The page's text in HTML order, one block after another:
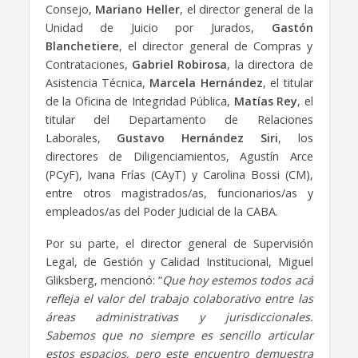
Consejo, Mariano Heller, el director general de la
Unidad de Juicio por Jurados, Gastón
Blanchetiere, el director general de Compras y
Contrataciones, Gabriel Robirosa, la directora de
Asistencia Técnica, Marcela Hernández, el titular
de la Oficina de Integridad Pública, Matías Rey, el
titular del Departamento de Relaciones
Laborales, Gustavo Hernández Siri, los
directores de Diligenciamientos, Agustín Arce
(PCyF), Ivana Frías (CAyT) y Carolina Bossi (CM),
entre otros magistrados/as, funcionarios/as y
empleados/as del Poder Judicial de la CABA.
Por su parte, el director general de Supervisión
Legal, de Gestión y Calidad Institucional, Miguel
Gliksberg, mencionó: “Que hoy estemos todos acá
refleja el valor del trabajo colaborativo entre las
áreas administrativas y jurisdiccionales.
Sabemos que no siempre es sencillo articular
estos espacios, pero este encuentro demuestra